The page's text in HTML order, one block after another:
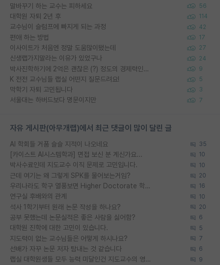
말바꾸기 하는 교수는 피하세요 56
대학원 자퇴 2년 후 114
교수님이 슬럼프에 빠지게 되는 과정 42
편애 하는 방법 17
이사이트가 처음엔 정말 도움많이됐는데 27
신생랩가지말라는 이유가 있었구나 24
박사진학하기에 2억은 괜찮은 (?) 정도의 경제력인가요 9
K 전전 교수님들 랩실 어떤지 질문드려요! 5
막학기 자퇴 고민됩니다 3
서울대는 하버드보다 명문이지만 7
자유 게시판(아무개랩)에서 최근 댓글이 많이 달린 글
AI 학회들 거품 슬슬 지적이 나오네요 35
[카이스트 AI시스템학과] 면접 보신 분 계신가요... 10
박사수료인데 지도교수 이직 문제로 고민입니다. 10
근데 여기는 왜 그렇게 SPK를 물어보는거임? 20
우리나라도 학구 열풍보면 Higher Doctorate 학위가 필요하다고 봅니다. 16
연구실 후배와의 관계 10
석사 1학기부터 원래 논문 작성을 하나요? 20
공부 못했는데 논문실적은 좋은 사람을 싫어함? 6
대학원 진학에 대한 고민이 있습니다. 5
지도력이 없는 교수님들은 어떻게 하시나요? 7
선배가 자꾸 논문 저자 탐내는 것 같습니다 6
랩실 대학원생들 모두 능력 미달인건 지도교수의 영향 아닌가? 9